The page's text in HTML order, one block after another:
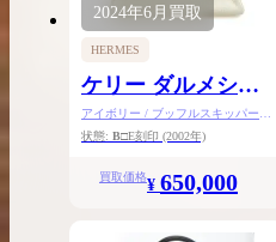
2024年6月 買取
HERMES
ケリー ダルメシア
ン32
アイボリー / ブッフルスキッパー /
シルバー金具
状態: B□E刻印 (2002年)
買取価格¥ 650,000